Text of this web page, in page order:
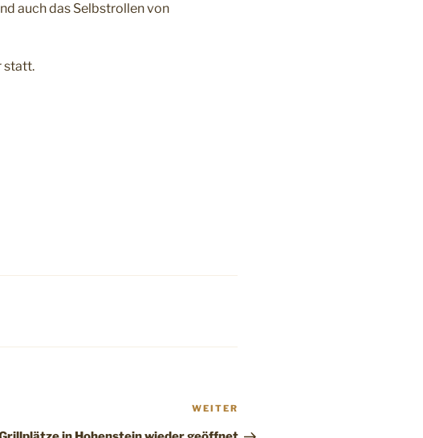
auch das Selbstrollen von
statt.
WEITER